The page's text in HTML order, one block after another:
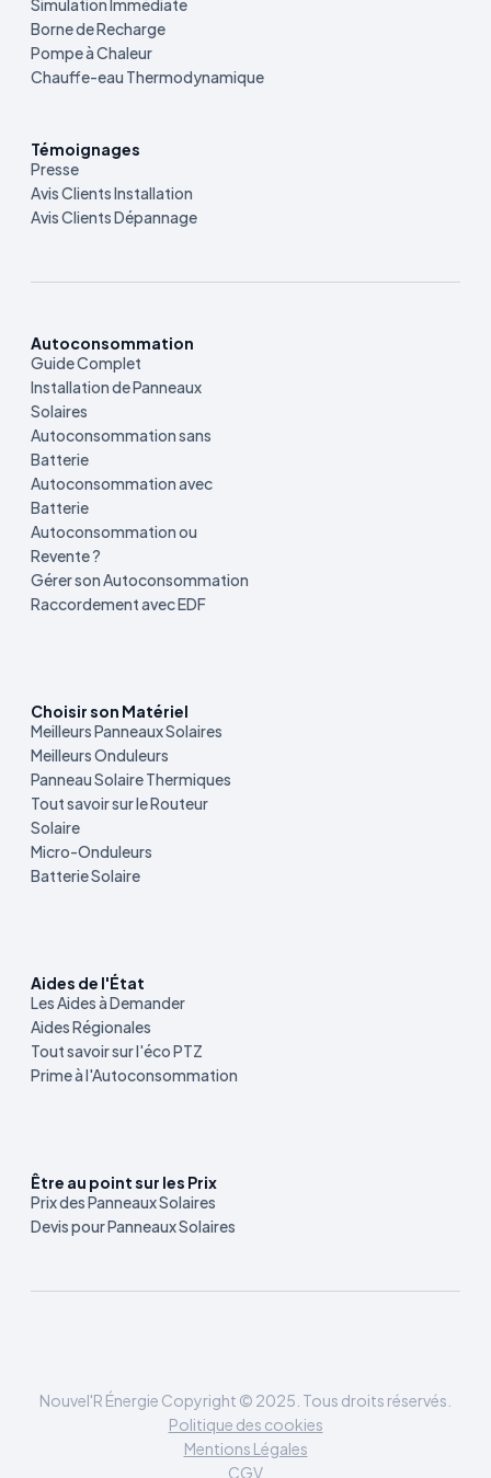
Simulation Immédiate
Borne de Recharge
Pompe à Chaleur
Chauffe-eau Thermodynamique
Témoignages
Presse
Avis Clients Installation
Avis Clients Dépannage
Autoconsommation
Guide Complet
Installation de Panneaux
Solaires
Autoconsommation sans
Batterie
Autoconsommation avec
Batterie
Autoconsommation ou
Revente ?
Gérer son Autoconsommation
Raccordement avec EDF
Choisir son Matériel
Meilleurs Panneaux Solaires
Meilleurs Onduleurs
Panneau Solaire Thermiques
Tout savoir sur le Routeur
Solaire
Micro-Onduleurs
Batterie Solaire
Aides de l'État
Les Aides à Demander
Aides Régionales
Tout savoir sur l'éco PTZ
Prime à l'Autoconsommation
Être au point sur les Prix
Prix des Panneaux Solaires
Devis pour Panneaux Solaires
Nouvel'R Énergie Copyright © 2025. Tous droits réservés.
Politique des cookies
Mentions Légales
CGV